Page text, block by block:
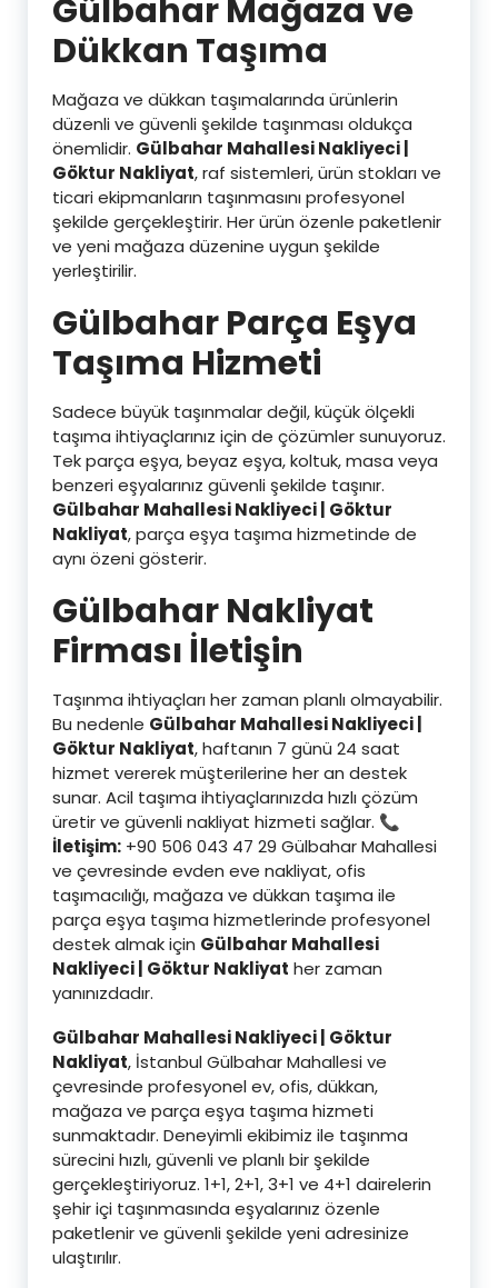
GülbaharMağaza ve
Dükkan Taşıma
Mağaza ve dükkan taşımalarında ürünlerin
düzenli ve güvenli şekilde taşınması oldukça
önemlidir. Gülbahar Mahallesi Nakliyeci |
Göktur Nakliyat, raf sistemleri, ürün stokları ve
ticari ekipmanların taşınmasını profesyonel
şekilde gerçekleştirir. Her ürün özenle paketlenir
ve yeni mağaza düzenine uygun şekilde
yerleştirilir.
GülbaharParça Eşya
Taşıma Hizmeti
Sadece büyük taşınmalar değil, küçük ölçekli
taşıma ihtiyaçlarınız için de çözümler sunuyoruz.
Tek parça eşya, beyaz eşya, koltuk, masa veya
benzeri eşyalarınız güvenli şekilde taşınır.
Gülbahar Mahallesi Nakliyeci | Göktur
Nakliyat, parça eşya taşıma hizmetinde de
aynı özeni gösterir.
GülbaharNakliyat
Firması İletişin
Taşınma ihtiyaçları her zaman planlı olmayabilir.
Bu nedenle Gülbahar Mahallesi Nakliyeci |
Göktur Nakliyat, haftanın 7 günü 24 saat
hizmet vererek müşterilerine her an destek
sunar. Acil taşıma ihtiyaçlarınızda hızlı çözüm
üretir ve güvenli nakliyat hizmeti sağlar. 📞
İletişim: +90 506 043 47 29 Gülbahar Mahallesi
ve çevresinde evden eve nakliyat, ofis
taşımacılığı, mağaza ve dükkan taşıma ile
parça eşya taşıma hizmetlerinde profesyonel
destek almak için Gülbahar Mahallesi
Nakliyeci | Göktur Nakliyat her zaman
yanınızdadır.
Gülbahar Mahallesi Nakliyeci | Göktur
Nakliyat, İstanbul Gülbahar Mahallesi ve
çevresinde profesyonel ev, ofis, dükkan,
mağaza ve parça eşya taşıma hizmeti
sunmaktadır. Deneyimli ekibimiz ile taşınma
sürecini hızlı, güvenli ve planlı bir şekilde
gerçekleştiriyoruz. 1+1, 2+1, 3+1 ve 4+1 dairelerin
şehir içi taşınmasında eşyalarınız özenle
paketlenir ve güvenli şekilde yeni adresinize
ulaştırılır.